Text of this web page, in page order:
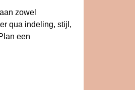
zowel
qua indeling, stijl,
een